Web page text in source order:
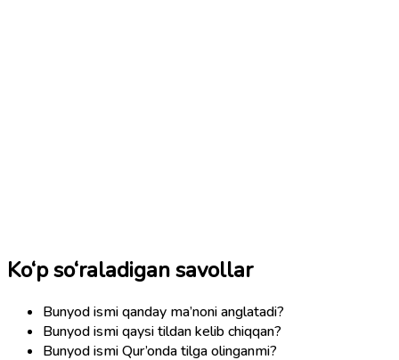
Ko‘p so‘raladigan savollar
Bunyod ismi qanday ma’noni anglatadi?
Bunyod ismi qaysi tildan kelib chiqqan?
Bunyod ismi Qur’onda tilga olinganmi?